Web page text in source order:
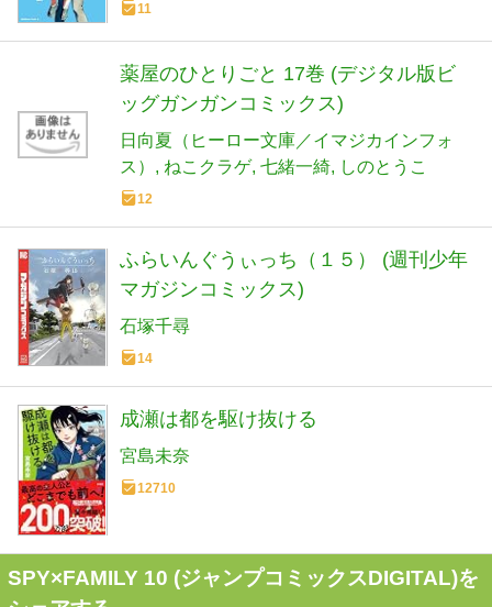
11
薬屋のひとりごと 17巻 (デジタル版ビ
ッグガンガンコミックス)
日向夏（ヒーロー文庫／イマジカインフォ
ス）
ねこクラゲ 七緒一綺 しのとうこ
12
ふらいんぐうぃっち（１５） (週刊少年
マガジンコミックス)
石塚千尋
14
成瀬は都を駆け抜ける
宮島未奈
12710
SPY×FAMILY 10 (ジャンプコミックスDIGITAL)を